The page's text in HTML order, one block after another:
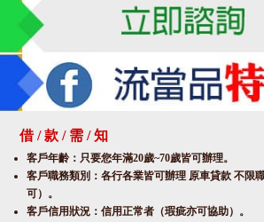
借 / 款 / 需 / 知
客戶年齡：只要您年滿20歲~70歲皆可辦理。
客戶職務類別：各行各業皆可辦理 原車貸款 不限
可）。
客戶信用狀況：信用正常者（瑕疵亦可協助）。